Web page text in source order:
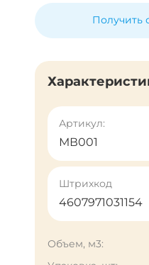
Получить
Артикул:
МВ001
Штрихкод
4607971031154
Объем, м3: